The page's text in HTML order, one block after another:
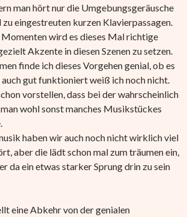
man hört nur die Umgebungsgeräusche
zu eingestreuten kurzen Klavierpassagen.
wird es dieses Mal richtige
Akzente in diesen Szenen zu setzen.
finde ich dieses Vorgehen genial, ob es
auch gut funktioniert weiß ich noch nicht.
vorstellen, dass bei der wahrscheinlich
wohl sonst manches Musikstückes
haben wir auch noch nicht wirklich viel
aber die lädt schon mal zum träumen ein,
da ein etwas starker Sprung drin zu sein
eine Abkehr von der genialen